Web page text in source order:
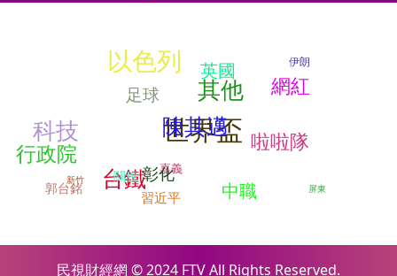
英國
郭台銘
科技
台鐵
伊朗
嘉義
關稅
足球
啦啦隊
網紅
屏東
行政院
以色列
彰化
習近平
新竹
世界盃
中職
其他
陳其邁
民視財經網 © 2024 FTV All Rights Reserved.